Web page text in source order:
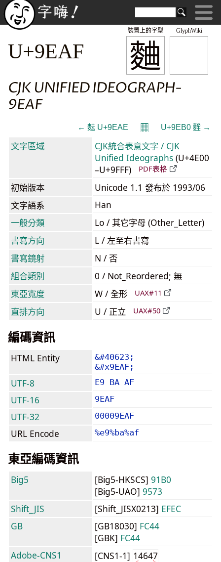
GlyphWiki
麯
裝置上的字型
U+9EAF
CJK UNIFIED IDEOGRAPH-
9EAF
← 麮 U+9EAE 𝄜 U+9EB0 麰 →
文字區域
CJK統合表意文字 / CJK
Unified Ideographs (U+4E00
–U+9FFF)
PDF表格
初始版本
Unicode 1.1 發布於 1993/06
文字語系
Han
一般分類
Lo / 其它字母 (Other_Letter)
書寫方向
L / 左至右書寫
書寫鏡射
N / 否
組合類別
0 / Not_Reordered; 無
東亞寬度
W / 全形 UAX#11
直排方向 U / 正立 UAX#50
編碼資訊
HTML Entity
&#40623;
&#x9EAF;
UTF-8 E9 BA AF
UTF-16 9EAF
UTF-32 00009EAF
URL Encode %e9%ba%af
東亞編碼資訊
Big5 [Big5-HKSCS] 91B0
[Big5-UAO] 9573
Shift_JIS
[Shift_JISX0213] EFEC
GB
[GB18030] FC44
[GBK] FC44
Adobe-CNS1
[CNS1-1] 14647